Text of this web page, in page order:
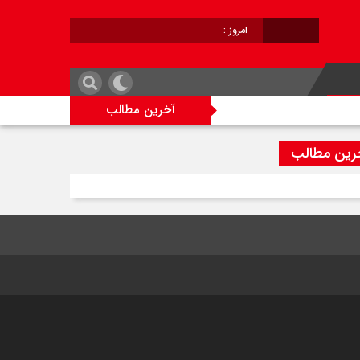
امروز :
آخرین مطالب
مطالب